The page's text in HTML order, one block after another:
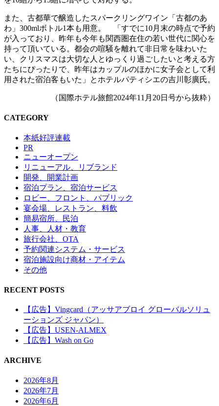
また、古都華で醸造したスパークリングワイン「古都のあ
わ」300mlボトル1本も用意。 「すでに10月末の時点で予約
が入っており、昨年も今年も関西圏在住の若い世代に関心を
持って頂いている。都会の喧騒を離れて非日常を味わいた
い、クリスマスは大切な人とゆっくり過ごしたいと考える方
たちにぴったりで、昨年はカップルのほかに女子会として利
用された宿泊客もいた」とホテルパティシエの吉川彰廣氏。
（国際ホテル旅館2024年11月20日号から抜粋）
CATEGORY
本紙好評連載
PR
ニューオープン
リニューアル、リブランド
開発、開業計画
宿泊プラン、宿泊サービス
ロビー、フロント、パブリック
宴会場、レストラン、料飲
簡易宿所、民泊
人事、人材・教育
旅行会社、OTA
予約関連システム・サービス
宿泊施設向け商材・アイテム
その他
RECENT POSTS
【広告】Vingcard（アッサアブロイ グローバルソリュ
ーションズ ジャパン）
【広告】USEN-ALMEX
【広告】Wash on Go
ARCHIVE
2026年8月
2026年7月
2026年6月